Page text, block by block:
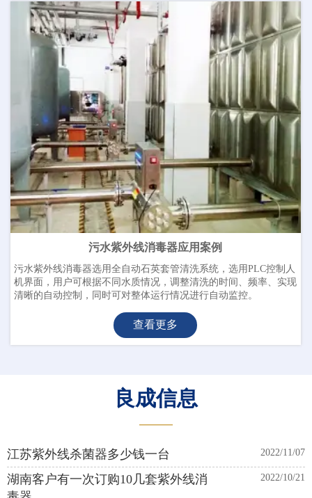
污水紫外线消毒器应用案例
污水紫外线消毒器选用全自动石英套管清洗系统，选用PLC控制人
机界面，用户可根据不同水质情况，调整清洗的时间、频率、实现
清晰的自动控制，同时可对整体运行情况进行自动监控。
查看更多
良成信息
———
江苏紫外线杀菌器多少钱一台 2022/11/07
湖南客户有一次订购10几套紫外线消
2022/10/21